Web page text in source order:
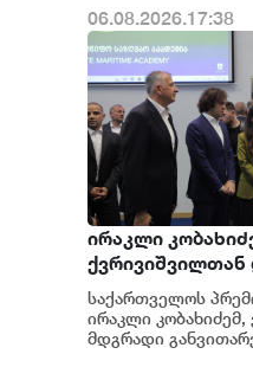
06.08.2026.17:38
ირაკლი
ქვრივიშვილთან
პატარაძესთან
სახელმწიფო
განახლებული
საქართველოს
ირაკლი კობახიძემ,
მდგრადი